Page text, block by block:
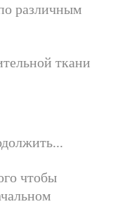
различным
ткани
чтобы